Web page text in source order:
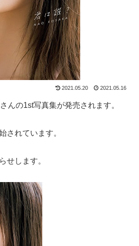
2021.05.20 2021.05.16
んの1st写真集が発売されます。
されています。
せします。